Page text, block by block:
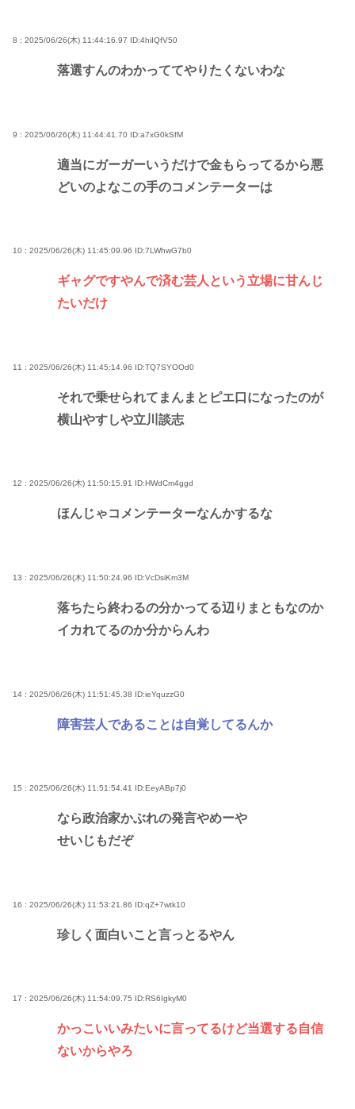
8 : 2025/06/26(木) 11:44:16.97 ID:4hiIQfV50
落選すんのわかっててやりたくないわな
9 : 2025/06/26(木) 11:44:41.70 ID:a7xG0kSfM
適当にガーガーいうだけで金もらってるから悪
どいのよなこの手のコメンテーターは
10 : 2025/06/26(木) 11:45:09.96 ID:7LWhwG7b0
ギャグですやんで済む芸人という立場に甘んじ
たいだけ
11 : 2025/06/26(木) 11:45:14.96 ID:TQ7SYOOd0
それで乗せられてまんまとピエ口になったのが
横山やすしや立川談志
12 : 2025/06/26(木) 11:50:15.91 ID:HWdCm4ggd
ほんじゃコメンテーターなんかするな
13 : 2025/06/26(木) 11:50:24.96 ID:VcDsiKm3M
落ちたら終わるの分かってる辺りまともなのか
イカれてるのか分からんわ
14 : 2025/06/26(木) 11:51:45.38 ID:ieYquzzG0
障害芸人であることは自覚してるんか
15 : 2025/06/26(木) 11:51:54.41 ID:EeyABp7j0
なら政治家かぶれの発言やめーや
せいじもだぞ
16 : 2025/06/26(木) 11:53:21.86 ID:qZ+7wtk10
珍しく面白いこと言っとるやん
17 : 2025/06/26(木) 11:54:09.75 ID:RS6IgkyM0
かっこいいみたいに言ってるけど当選する自信
ないからやろ